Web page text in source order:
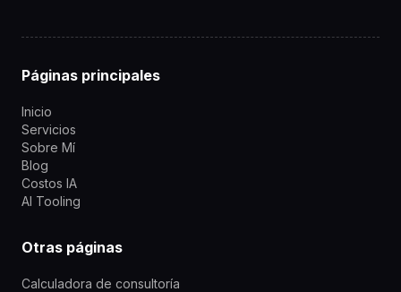
Páginas principales
Inicio
Servicios
Sobre Mí
Blog
Costos IA
AI Tooling
Otras páginas
Calculadora de consultoría